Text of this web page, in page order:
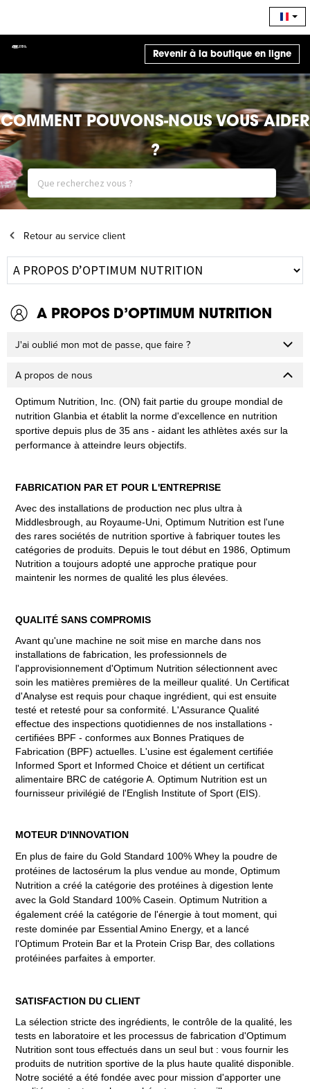
Revenir à la boutique en ligne
COMMENT POUVONS-NOUS VOUS AIDER
?
Retour au service client
A PROPOS D’OPTIMUM NUTRITION
J'ai oublié mon mot de passe, que faire ?
A propos de nous
Optimum Nutrition, Inc. (ON) fait partie du groupe mondial de
nutrition Glanbia et établit la norme d'excellence en nutrition
sportive depuis plus de 35 ans - aidant les athlètes axés sur la
performance à atteindre leurs objectifs.
FABRICATION PAR ET POUR L'ENTREPRISE
Avec des installations de production nec plus ultra à
Middlesbrough, au Royaume-Uni, Optimum Nutrition est l'une
des rares sociétés de nutrition sportive à fabriquer toutes les
catégories de produits. Depuis le tout début en 1986, Optimum
Nutrition a toujours adopté une approche pratique pour
maintenir les normes de qualité les plus élevées.
QUALITÉ SANS COMPROMIS
Avant qu'une machine ne soit mise en marche dans nos
installations de fabrication, les professionnels de
l'approvisionnement d'Optimum Nutrition sélectionnent avec
soin les matières premières de la meilleur qualité. Un Certificat
d'Analyse est requis pour chaque ingrédient, qui est ensuite
testé et retesté pour sa conformité. L'Assurance Qualité
effectue des inspections quotidiennes de nos installations -
certifiées BPF - conformes aux Bonnes Pratiques de
Fabrication (BPF) actuelles. L'usine est également certifiée
Informed Sport et Informed Choice et détient un certificat
alimentaire BRC de catégorie A. Optimum Nutrition est un
fournisseur privilégié de l'English Institute of Sport (EIS).
MOTEUR D'INNOVATION
En plus de faire du Gold Standard 100% Whey la poudre de
protéines de lactosérum la plus vendue au monde, Optimum
Nutrition a créé la catégorie des protéines à digestion lente
avec la Gold Standard 100% Casein. Optimum Nutrition a
également créé la catégorie de l'énergie à tout moment, qui
reste dominée par Essential Amino Energy, et a lancé
l'Optimum Protein Bar et la Protein Crisp Bar, des collations
protéinées parfaites à emporter.
SATISFACTION DU CLIENT
La sélection stricte des ingrédients, le contrôle de la qualité, les
tests en laboratoire et les processus de fabrication d'Optimum
Nutrition sont tous effectués dans un seul but : vous fournir les
produits de nutrition sportive de la plus haute qualité disponible.
Notre société a été fondée avec pour mission d'apporter une